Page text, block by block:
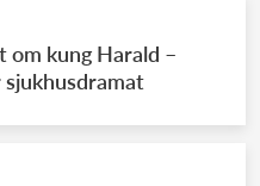
om kung Harald –